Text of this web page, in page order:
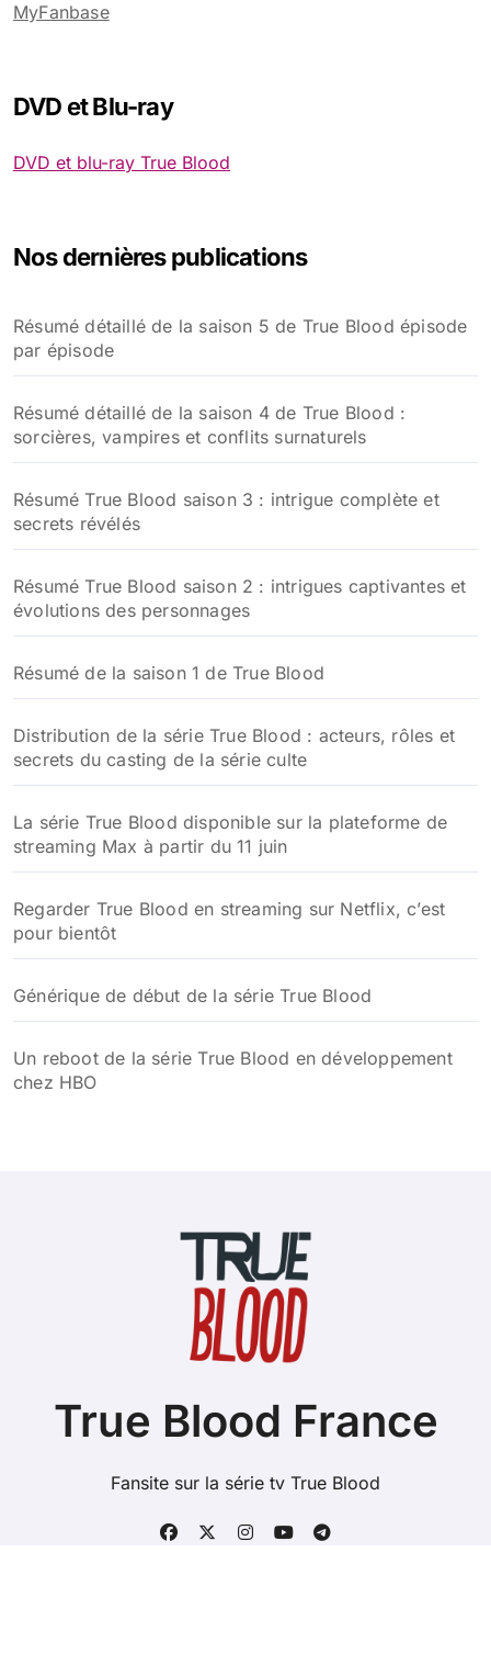
MyFanbase
DVD et Blu-ray
DVD et blu-ray True Blood
Nos dernières publications
Résumé détaillé de la saison 5 de True Blood épisode
par épisode
Résumé détaillé de la saison 4 de True Blood :
sorcières, vampires et conflits surnaturels
Résumé True Blood saison 3 : intrigue complète et
secrets révélés
Résumé True Blood saison 2 : intrigues captivantes et
évolutions des personnages
Résumé de la saison 1 de True Blood
Distribution de la série True Blood : acteurs, rôles et
secrets du casting de la série culte
La série True Blood disponible sur la plateforme de
streaming Max à partir du 11 juin
Regarder True Blood en streaming sur Netflix, c’est
pour bientôt
Générique de début de la série True Blood
Un reboot de la série True Blood en développement
chez HBO
True Blood France
Fansite sur la série tv True Blood